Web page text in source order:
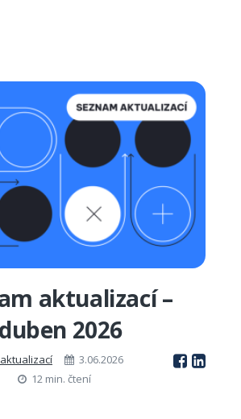
aktualizací –
duben 2026
3.06.2026
12 min. čtení